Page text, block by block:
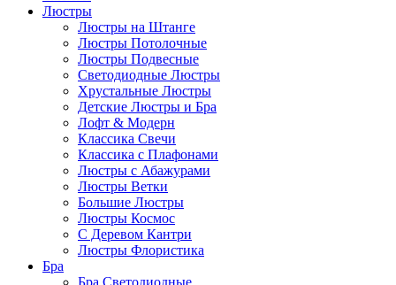
Люстры
Люстры на Штанге
Люстры Потолочные
Люстры Подвесные
Светодиодные Люстры
Хрустальные Люстры
Детские Люстры и Бра
Лофт & Модерн
Классика Свечи
Классика с Плафонами
Люстры с Абажурами
Люстры Ветки
Большие Люстры
Люстры Космос
С Деревом Кантри
Люстры Флористика
Бра
Бра Светодиодные